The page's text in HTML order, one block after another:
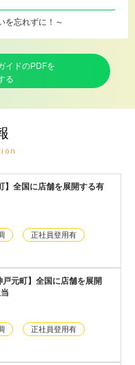
を忘れずに！～
イドのPDFを
る
】全国に店舗を展開する有
正社員登用有
戸元町】全国に店舗を展開
正社員登用有